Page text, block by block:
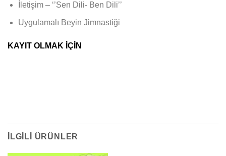
İletişim – ‘’Sen Dili- Ben Dili’’
Uygulamalı Beyin Jimnastiği
KAYIT OLMAK İÇİN
İLGILI ÜRÜNLER